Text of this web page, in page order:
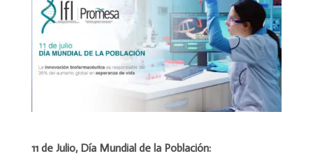
11 de Julio, Día Mundial de la Población: